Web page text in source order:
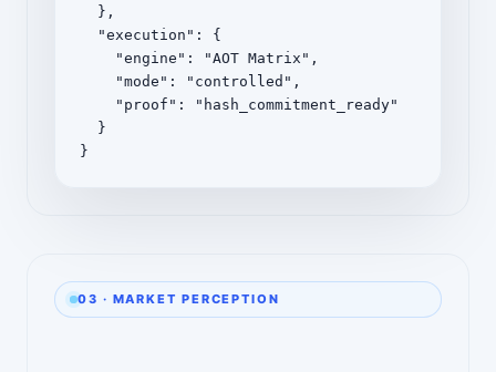
  },
  "execution": {
    "engine": "AOT Matrix",
    "mode": "controlled",
    "proof": "hash_commitment_ready"
  }
}
03 · MARKET PERCEPTION